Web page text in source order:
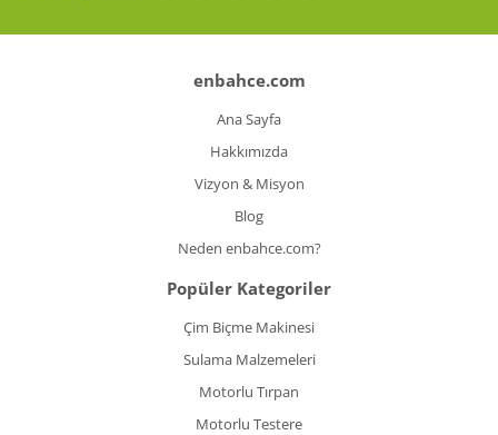
enbahce.com
Ana Sayfa
Hakkımızda
Vizyon & Misyon
Blog
Neden enbahce.com?
Popüler Kategoriler
Çim Biçme Makinesi
Sulama Malzemeleri
Motorlu Tırpan
Motorlu Testere